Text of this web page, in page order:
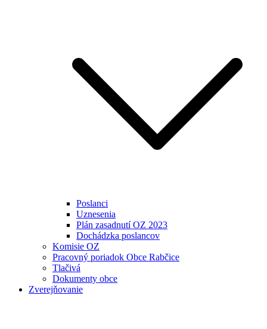
Poslanci
Uznesenia
Plán zasadnutí OZ 2023
Dochádzka poslancov
Komisie OZ
Pracovný poriadok Obce Rabčice
Tlačivá
Dokumenty obce
Zverejňovanie